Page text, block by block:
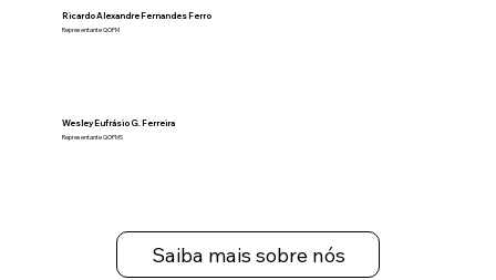
Ricardo Alexandre Fernandes Ferro
Representante QOPM
Wesley Eufrásio G. Ferreira
Representante QOPMS
Saiba mais sobre nós